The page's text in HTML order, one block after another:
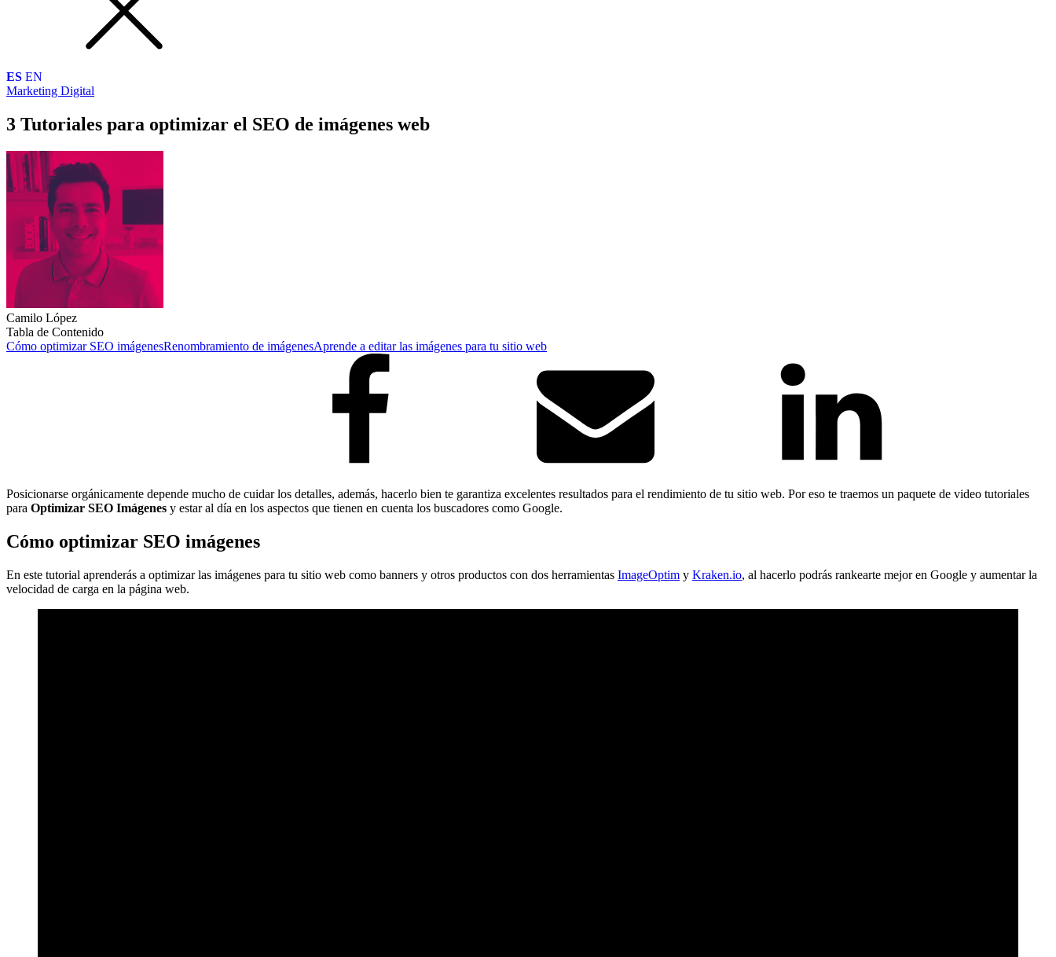
ES EN
Marketing Digital
3 Tutoriales para optimizar el SEO de imágenes web
Camilo López
Tabla de Contenido
Cómo optimizar SEO imágenesRenombramiento de imágenesAprende a editar las imágenes para tu sitio web
Posicionarse orgánicamente depende mucho de cuidar los detalles, además, hacerlo bien te garantiza excelentes resultados para el rendimiento de tu sitio web. Por eso te traemos un paquete de video tutoriales
para Optimizar SEO Imágenes y estar al día en los aspectos que tienen en cuenta los buscadores como Google.
Cómo optimizar SEO imágenes
En este tutorial aprenderás a optimizar las imágenes para tu sitio web como banners y otros productos con dos herramientas ImageOptim y Kraken.io, al hacerlo podrás rankearte mejor en Google y aumentar la
velocidad de carga en la página web.